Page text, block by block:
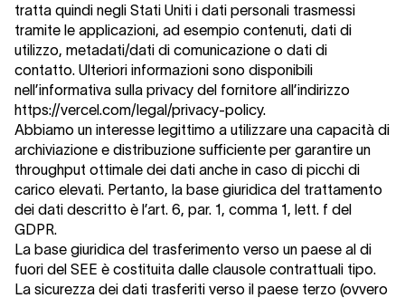
tratta quindi negli Stati Uniti i dati personali trasmessi
tramite le applicazioni, ad esempio contenuti, dati di
utilizzo, metadati/dati di comunicazione o dati di
contatto. Ulteriori informazioni sono disponibili
nell’informativa sulla privacy del fornitore all’indirizzo
https://vercel.com/legal/privacy-policy.
Abbiamo un interesse legittimo a utilizzare una capacità di
archiviazione e distribuzione sufficiente per garantire un
throughput ottimale dei dati anche in caso di picchi di
carico elevati. Pertanto, la base giuridica del trattamento
dei dati descritto è l’art. 6, par. 1, comma 1, lett. f del
GDPR.
La base giuridica del trasferimento verso un paese al di
fuori del SEE è costituita dalle clausole contrattuali tipo.
La sicurezza dei dati trasferiti verso il paese terzo (ovvero